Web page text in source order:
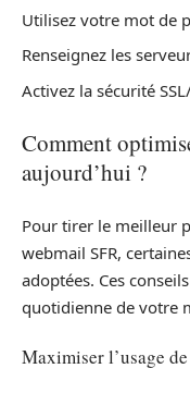
Utilisez votre mot de
Renseignez les
Activez la sécurité
Comment
aujourd’hui ?
Pour tirer le meilleur
webmail SFR,
adoptées. Ces
quotidienne de votre
Maximiser l’usage